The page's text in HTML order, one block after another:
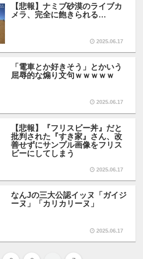
【悲報】ナミブ砂漠のライブカ
メラ、完全に飽きられる…
2025.06.17
「電車とか好きそう」とかいう
屈辱的な煽り文句ｗｗｗｗｗ
2025.06.17
【悲報】『フリスビー丼』だと
批判された『すき家』さん、改
善せずにサンプル画像をフリス
ビーにしてしまう
2025.06.17
なんJの三大公認イッヌ「ガイジ
ーヌ」「カリカリーヌ」
2025.06.17